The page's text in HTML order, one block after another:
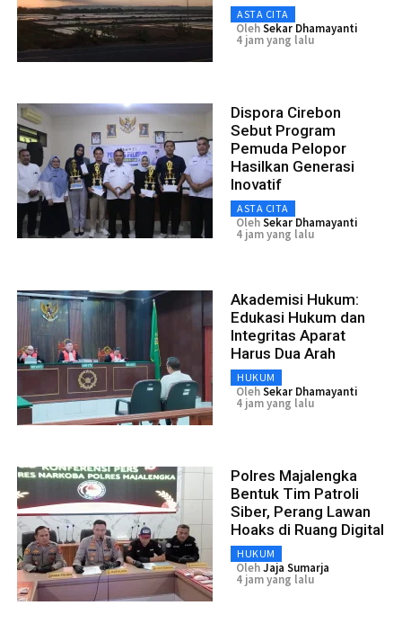
ASTA CITA
OlehSekar Dhamayanti
4 jam yang lalu
Dispora Cirebon
Sebut Program
Pemuda Pelopor
Hasilkan Generasi
Inovatif
ASTA CITA
OlehSekar Dhamayanti
4 jam yang lalu
Akademisi Hukum:
Edukasi Hukum dan
Integritas Aparat
Harus Dua Arah
HUKUM
OlehSekar Dhamayanti
4 jam yang lalu
Polres Majalengka
Bentuk Tim Patroli
Siber, Perang Lawan
Hoaks di Ruang Digital
HUKUM
OlehJaja Sumarja
4 jam yang lalu